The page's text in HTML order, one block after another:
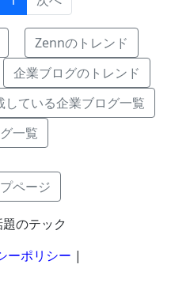
Zennのトレンド
企業ブログのトレンド
している企業ブログ一覧
一覧
ページ
のテック
ーポリシー |